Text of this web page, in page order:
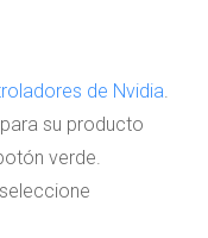
de Nvidia.
su producto
verde.